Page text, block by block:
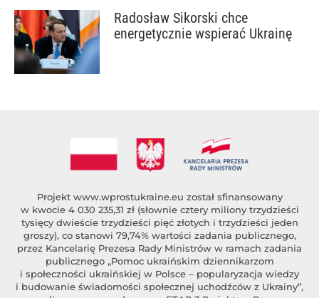
Radosław Sikorski chce
energetycznie wspierać Ukrainę
Projekt www.wprostukraine.eu został sfinansowany
w kwocie 4 030 235,31 zł (słownie cztery miliony trzydzieści
tysięcy dwieście trzydzieści pięć złotych i trzydzieści jeden
groszy), co stanowi 79,74% wartości zadania publicznego,
przez Kancelarię Prezesa Rady Ministrów w ramach zadania
publicznego „Pomoc ukraińskim dziennikarzom
i społeczności ukraińskiej w Polsce – popularyzacja wiedzy
i budowanie świadomości społecznej uchodźców z Ukrainy”,